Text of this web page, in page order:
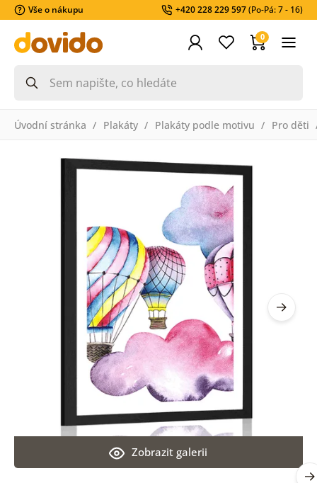
Vše o nákupu +420 228 229 597(Po-Pá: 7 - 16)
0
Úvodní stránka Plakáty Plakáty podle motivu Pro děti
Zobrazit galerii